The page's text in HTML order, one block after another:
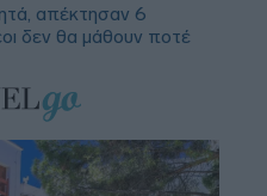
απέκτησαν 6
δεν θα μάθουν ποτέ